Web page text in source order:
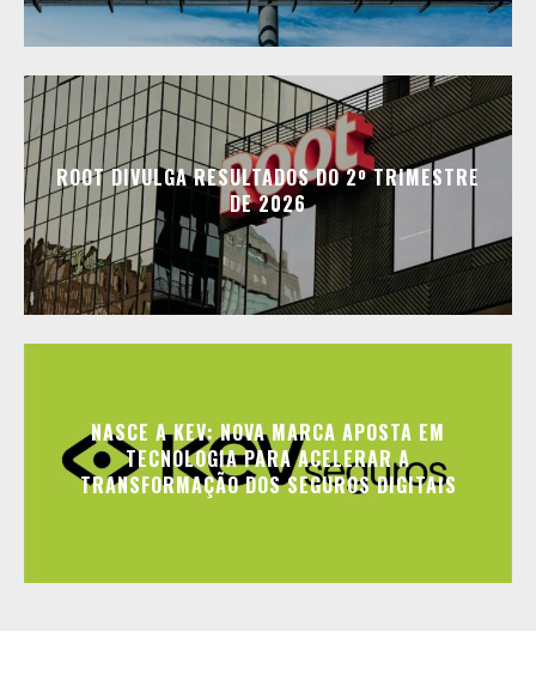
ROOT DIVULGA RESULTADOS DO 2º TRIMESTRE
DE 2026
NASCE A KEV: NOVA MARCA APOSTA EM
TECNOLOGIA PARA ACELERAR A
TRANSFORMAÇÃO DOS SEGUROS DIGITAIS